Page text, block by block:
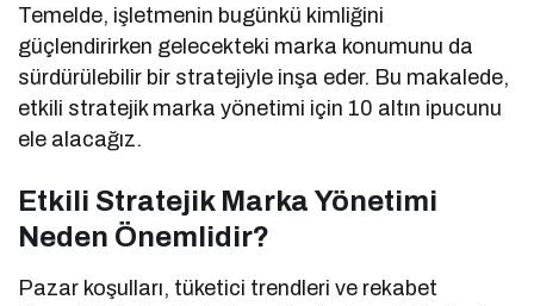
Temelde, işletmenin bugünkü kimliğini
güçlendirirken gelecekteki marka konumunu da
sürdürülebilir bir stratejiyle inşa eder. Bu makalede,
etkili stratejik marka yönetimi için 10 altın ipucunu
ele alacağız.
Etkili Stratejik Marka Yönetimi
Neden Önemlidir?
Pazar koşulları, tüketici trendleri ve rekabet